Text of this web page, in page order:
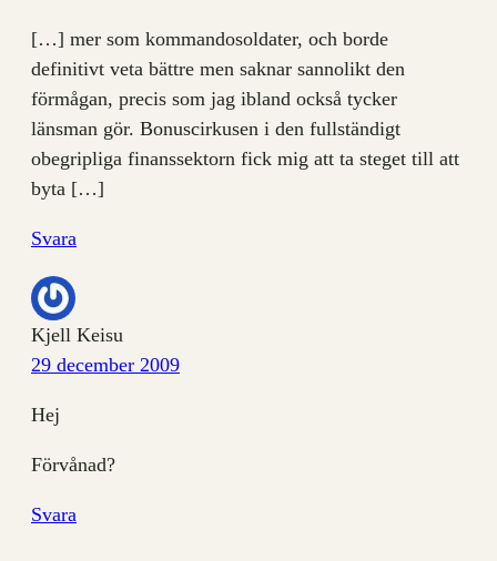
[…] mer som kommandosoldater, och borde
definitivt veta bättre men saknar sannolikt den
förmågan, precis som jag ibland också tycker
länsman gör. Bonuscirkusen i den fullständigt
obegripliga finanssektorn fick mig att ta steget till att
byta […]
Svara
Kjell Keisu
29 december 2009
Hej
Förvånad?
Svara